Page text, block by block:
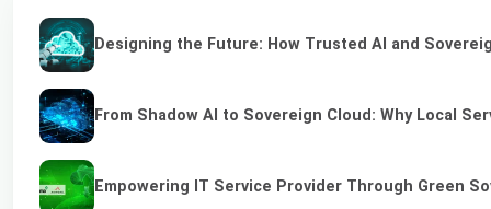
Designing the Future: How Trusted AI and
From Shadow AI to Sovereign Cloud: Why Local
Empowering IT Service Provider Through Green